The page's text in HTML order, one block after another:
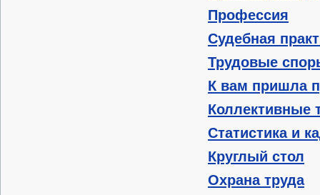
Профессия
Судебная
Трудовые
К вам пришла
Коллективные
Статистика и
Круглый стол
Охрана труда